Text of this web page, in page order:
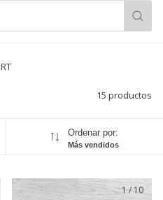
15 productos
Ordenar por:
Más vendidos
1/10